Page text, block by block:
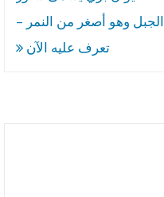
الجبل وهو أصغر من النمر –
تعرف عليه الآن